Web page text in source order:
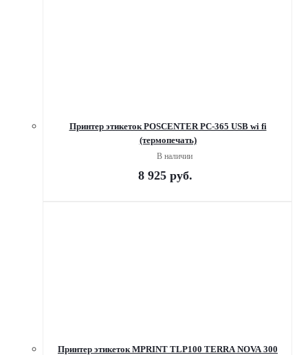
Принтер этикеток POSCENTER PC-365 USB wi fi
(термопечать)
В наличии
8 925 руб.
Принтер этикеток MPRINT TLP100 TERRA NOVA 300